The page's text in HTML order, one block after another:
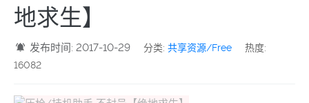
地求生】
发布时间: 2017-10-29 分类:共享资源/Free
热度:
16082